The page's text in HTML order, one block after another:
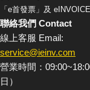
「e首發票」及
聯絡我們 Contact
線上客服 Email:
service@ieinv.com
營業時間：
日）